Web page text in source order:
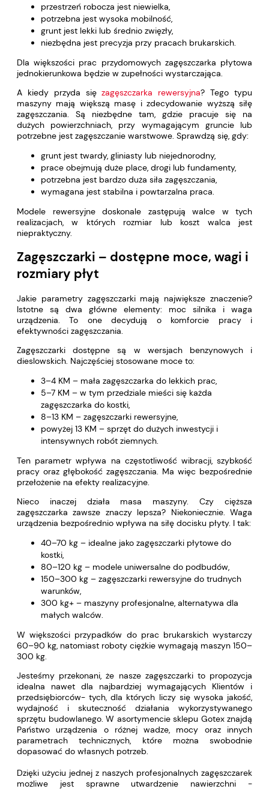
przestrzeń robocza jest niewielka,
potrzebna jest wysoka mobilność,
grunt jest lekki lub średnio zwięzły,
niezbędna jest precyzja przy pracach brukarskich.
Dla większości prac przydomowych zagęszczarka płytowa
jednokierunkowa będzie w zupełności wystarczająca.
A kiedy przyda sięzagęszczarka rewersyjna? Tego typu
maszyny mają większą masę i zdecydowanie wyższą siłę
zagęszczania. Są niezbędne tam, gdzie pracuje się na
dużych powierzchniach, przy wymagającym gruncie lub
potrzebne jest zagęszczanie warstwowe. Sprawdzą się, gdy:
grunt jest twardy, gliniasty lub niejednorodny,
prace obejmują duże place, drogi lub fundamenty,
potrzebna jest bardzo duża siła zagęszczania,
wymagana jest stabilna i powtarzalna praca.
Modele rewersyjne doskonale zastępują walce w tych
realizacjach, w których rozmiar lub koszt walca jest
niepraktyczny.
Zagęszczarki – dostępne moce, wagi i
rozmiary płyt
Jakie parametry zagęszczarki mają największe znaczenie?
Istotne są dwa główne elementy: moc silnika i waga
urządzenia. To one decydują o komforcie pracy i
efektywności zagęszczania.
Zagęszczarki dostępne są w wersjach benzynowych i
dieslowskich. Najczęściej stosowane moce to:
3–4 KM – mała zagęszczarka do lekkich prac,
5–7 KM – w tym przedziale mieści się każda
zagęszczarka do kostki,
8–13 KM – zagęszczarki rewersyjne,
powyżej 13 KM – sprzęt do dużych inwestycji i
intensywnych robót ziemnych.
Ten parametr wpływa na częstotliwość wibracji, szybkość
pracy oraz głębokość zagęszczania. Ma więc bezpośrednie
przełożenie na efekty realizacyjne.
Nieco inaczej działa masa maszyny. Czy cięższa
zagęszczarka zawsze znaczy lepsza? Niekoniecznie. Waga
urządzenia bezpośrednio wpływa na siłę docisku płyty. I tak:
40–70 kg – idealne jako zagęszczarki płytowe do
kostki,
80–120 kg – modele uniwersalne do podbudów,
150–300 kg – zagęszczarki rewersyjne do trudnych
warunków,
300 kg+ – maszyny profesjonalne, alternatywa dla
małych walców.
W większości przypadków do prac brukarskich wystarczy
60–90 kg, natomiast roboty ciężkie wymagają maszyn 150–
300 kg.
Jesteśmy przekonani, że nasze zagęszczarki to propozycja
idealna nawet dla najbardziej wymagających Klientów i
przedsiębiorców- tych, dla których liczy się wysoka jakość,
wydajność i skuteczność działania wykorzystywanego
sprzętu budowlanego. W asortymencie sklepu Gotex znajdą
Państwo urządzenia o różnej wadze, mocy oraz innych
parametrach technicznych, które można swobodnie
dopasować do własnych potrzeb.
Dzięki użyciu jednej z naszych profesjonalnych zagęszczarek
możliwe jest sprawne utwardzenie nawierzchni -